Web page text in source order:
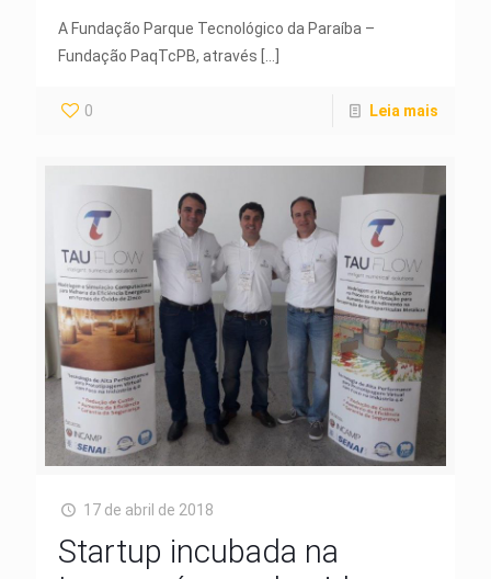
A Fundação Parque Tecnológico da Paraíba –
Fundação PaqTcPB, através […]
0 Leia mais
17 de abril de 2018
Startup incubada na